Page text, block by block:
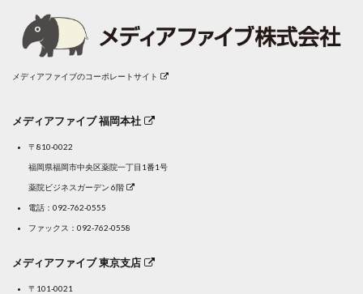
メディアファイブのコーポレートサイト
メディアファイブ 福岡本社
〒810-0022
福岡県福岡市中央区薬院一丁目1番1号
薬院ビジネスガーデン 6階
電話： 092-762-0555
ファックス：092-762-0558
メディアファイブ 東京支店
〒101-0021